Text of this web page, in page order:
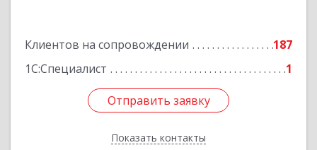
Клиентов на сопровождении
187
1С:Специалист
1
Отправить заявку
Показать контакты
Отправить заявку
Назад